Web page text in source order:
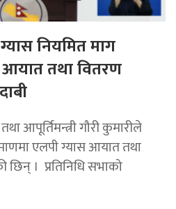
नियमित माग
आयात तथा वितरण
आपूर्तिमन्त्री गौरी कुमारीले
एलपी ग्यास आयात तथा
। प्रतिनिधि सभाको